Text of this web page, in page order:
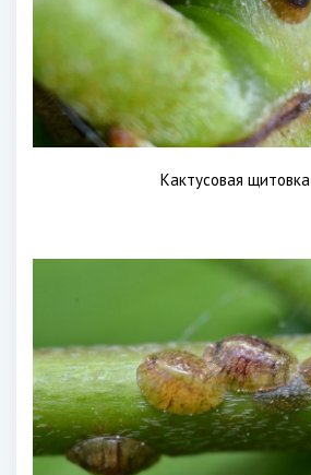
Кактусовая щитовка